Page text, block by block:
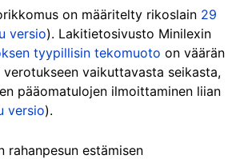
on määritelty rikoslain 29
versio). Lakitietosivusto Minilexin
tyypillisin tekomuoto on väärän
vaikuttavasta seikasta,
pääomatulojen ilmoittaminen liian
versio).
rahanpesun estämisen